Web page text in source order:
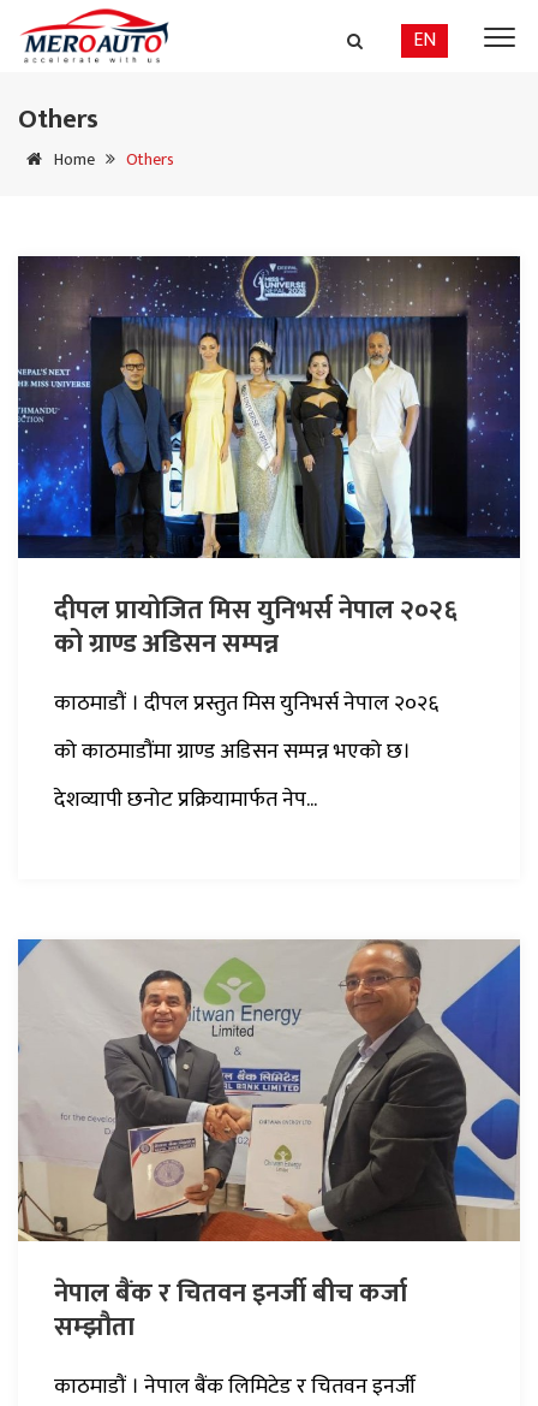
EN
Others
Home Others
दीपल प्रायोजित मिस युनिभर्स नेपाल २०२६
को ग्राण्ड अडिसन सम्पन्न
काठमाडौं । दीपल प्रस्तुत मिस युनिभर्स नेपाल २०२६
को काठमाडौंमा ग्राण्ड अडिसन सम्पन्न भएको छ।
देशव्यापी छनोट प्रक्रियामार्फत नेप...
नेपाल बैंक र चितवन इनर्जी बीच कर्जा
सम्झौता
काठमाडौं । नेपाल बैंक लिमिटेड र चितवन इनर्जी